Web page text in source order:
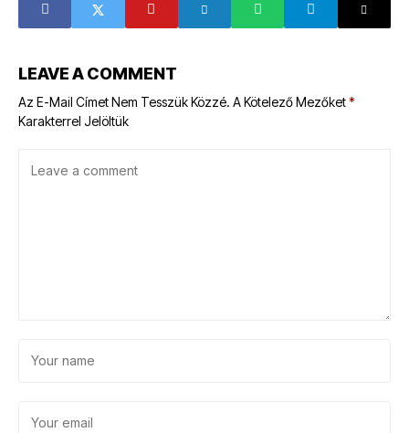
LEAVE A COMMENT
Az E-Mail Címet Nem Tesszük Közzé. A Kötelező Mezőket*
Karakterrel Jelöltük